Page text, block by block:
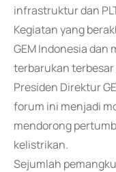
infrastruktur dan
Kegiatan yang
GEM Indonesia dan
terbarukan terbesar
Presiden Direktur
forum ini menjadi
mendorong
kelistrikan.
Sejumlah